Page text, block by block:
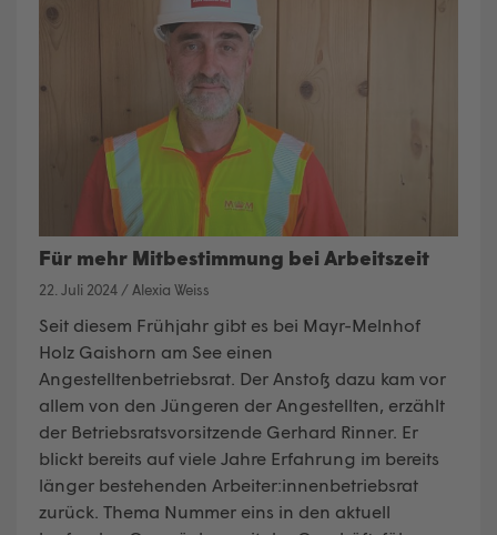
Für mehr Mitbestimmung bei Arbeitszeit
22. Juli 2024 / Alexia Weiss
Seit diesem Frühjahr gibt es bei Mayr-Melnhof
Holz Gaishorn am See einen
Angestelltenbetriebsrat. Der Anstoß dazu kam vor
allem von den Jüngeren der Angestellten, erzählt
der Betriebsratsvorsitzende Gerhard Rinner. Er
blickt bereits auf viele Jahre Erfahrung im bereits
länger bestehenden Arbeiter:innenbetriebsrat
zurück. Thema Nummer eins in den aktuell